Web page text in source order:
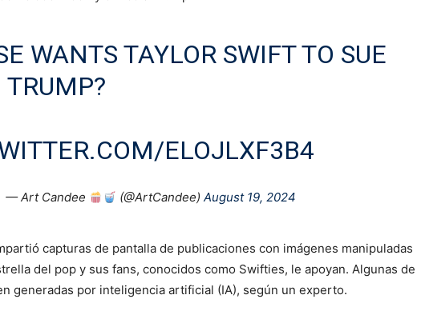
WANTS TAYLOR SWIFT TO SUE
ELOJLXF3B4
— Art Candee (@ArtCandee)August 19, 2024
capturas de pantalla de publicaciones con imágenes manipuladas
del pop y sus fans, conocidos como Swifties, le apoyan. Algunas de
generadas por inteligencia artificial (IA), según un experto.